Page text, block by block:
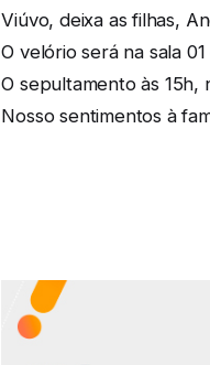
Viúvo, deixa as filhas,
O velório será na sala
O sepultamento às 15h,
Nosso sentimentos à